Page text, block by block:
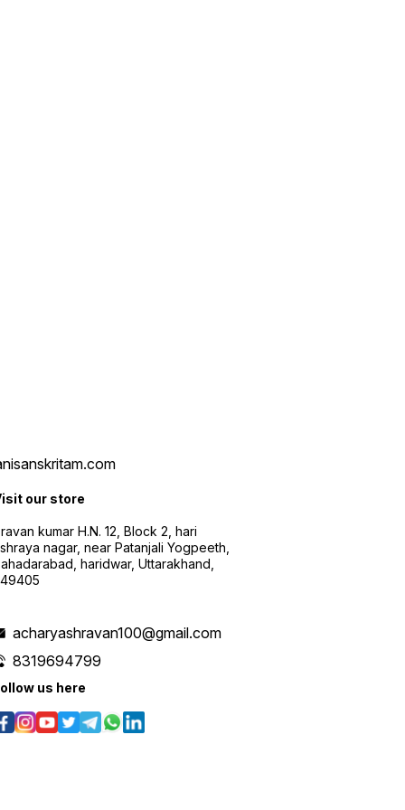
our store
kumar H.N. 12, Block 2, hari
nagar, near Patanjali Yogpeeth,
haridwar, Uttarakhand,
acharyashravan100@gmail.com
8319694799
us here